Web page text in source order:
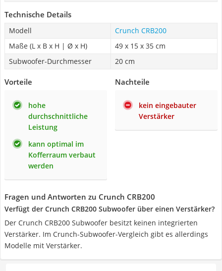
Technische Details
Modell
Crunch CRB200
Maße (L x B x H | Ø x H)
49 x 15 x 35 cm
Subwoofer-Durchmesser
20 cm
Vorteile
hohe
durchschnittliche
Leistung
kann optimal im
Kofferraum verbaut
werden
Nachteile
kein eingebauter
Verstärker
Fragen und Antworten zu Crunch CRB200
Verfügt der Crunch CRB200 Subwoofer über einen Verstärker?
Der Crunch CRB200 Subwoofer besitzt keinen integrierten
Verstärker. Im Crunch-Subwoofer-Vergleich gibt es allerdings
Modelle mit Verstärker.